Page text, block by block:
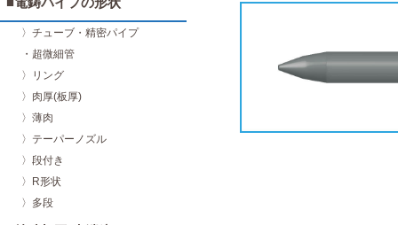
〉チューブ・精密パイプ
・超微細管
〉リング
〉肉厚(板厚)
〉薄肉
〉テーパーノズル
〉段付き
〉R形状
〉多段